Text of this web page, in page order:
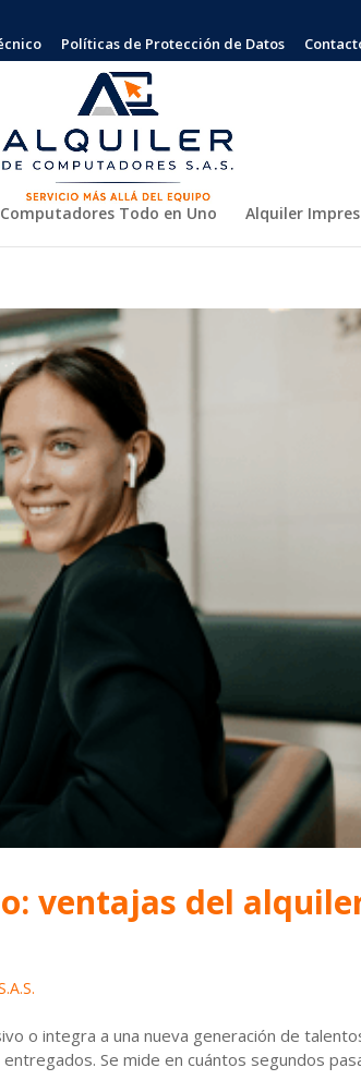
Políticas de Protección de Datos
Todo en Uno Alquiler
ventajas del
o integra a una nueva generación de
Se mide en cuántos segundos